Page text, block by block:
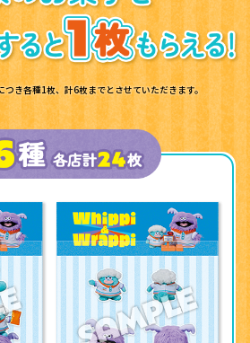
き各種1枚、計6枚までとさせていただきます。